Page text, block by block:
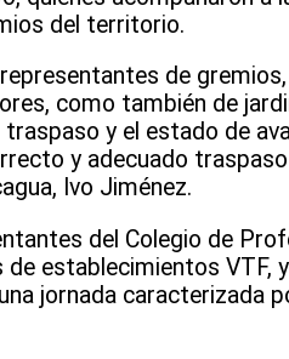
del territorio.
de
como también de
y el estado de
y adecuado
Ivo Jiménez.
del Colegio de
establecimientos VTF,
jornada caracterizada